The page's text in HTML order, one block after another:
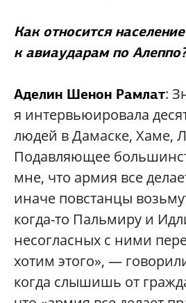
Как относится
к авиаударам по
Аделин Шенон Рамлат:
я интервьюировала
людей в Дамаске, Хаме,
Подавляющее
мне, что армия все
иначе повстанцы
когда-то Пальмиру и
несогласных с ними
хотим этого», —
когда слышишь от